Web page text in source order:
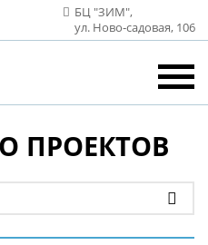
БЦ "ЗИМ",
ул. Ново‑садовая, 106
ПРОЕКТОВ